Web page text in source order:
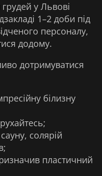
у Львові
1–2 доби під
персоналу,
додому.
дотримуватися
білизну
солярій
пластичний